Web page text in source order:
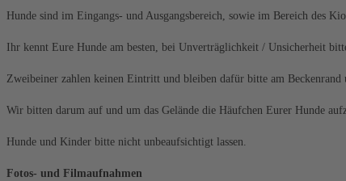
Hunde sind im Eingangs- und Ausgangsbereich, sowie im Bereich des
Ihr kennt Eure Hunde am besten, bei Unverträglichkeit / Unsicherheit
Zweibeiner zahlen keinen Eintritt und bleiben dafür bitte am Beckenrand
Wir bitten darum auf und um das Gelände die Häufchen Eurer Hunde
Hunde und Kinder bitte nicht unbeaufsichtigt lassen.
Fotos- und Filmaufnahmen